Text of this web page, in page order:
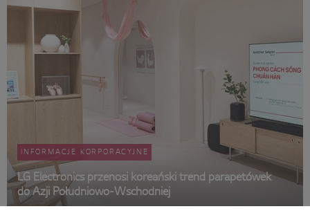
INFORMACJE KORPORACYJNE
LG Electronics przenosi koreański trend parapetówek
do Azji Południowo-Wschodniej